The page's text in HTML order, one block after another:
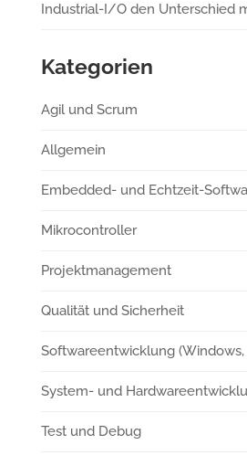
Industrial-I/O den Unterschied
Kategorien
Agil und Scrum
Allgemein
Embedded- und Echtzeit-
Mikrocontroller
Projektmanagement
Qualität und Sicherheit
Softwareentwicklung (Windows,
System- und
Test und Debug